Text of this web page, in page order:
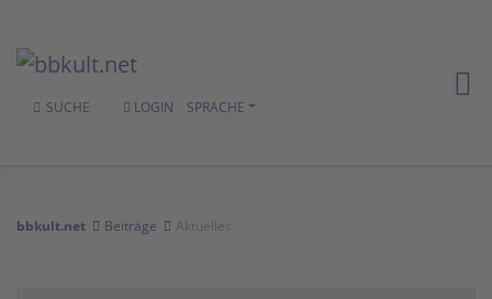
SUCHE LOGIN SPRACHE
bbkult.net Beiträge Aktuelles